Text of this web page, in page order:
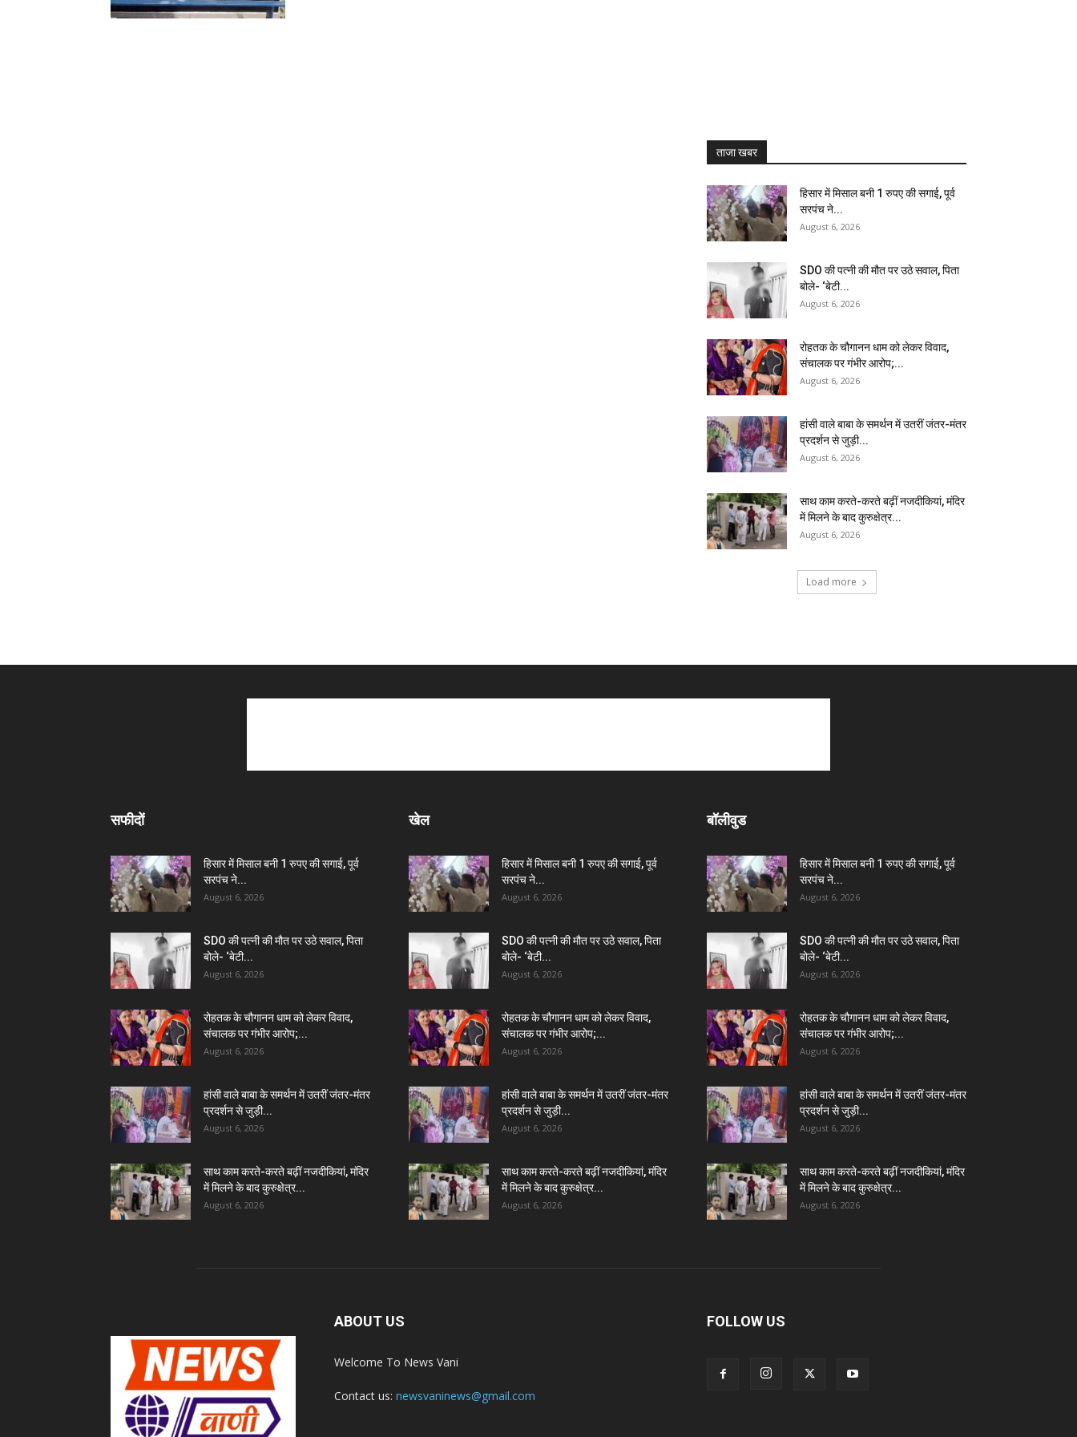
ताजा खबर
हिसार में मिसाल बनी 1 रुपए की सगाई, पूर्व
सरपंच ने...
August 6, 2026
SDO की पत्नी की मौत पर उठे सवाल, पिता
बोले- ‘बेटी...
August 6, 2026
रोहतक के चौगानन धाम को लेकर विवाद,
संचालक पर गंभीर आरोप;...
August 6, 2026
हांसी वाले बाबा के समर्थन में उतरीं जंतर-मंतर
प्रदर्शन से जुड़ी...
August 6, 2026
साथ काम करते-करते बढ़ीं नजदीकियां, मंदिर
में मिलने के बाद कुरुक्षेत्र...
August 6, 2026
Load more
सफीदों
हिसार में मिसाल बनी 1 रुपए की सगाई, पूर्व
सरपंच ने...
August 6, 2026
SDO की पत्नी की मौत पर उठे सवाल, पिता
बोले- ‘बेटी...
August 6, 2026
रोहतक के चौगानन धाम को लेकर विवाद,
संचालक पर गंभीर आरोप;...
August 6, 2026
हांसी वाले बाबा के समर्थन में उतरीं जंतर-मंतर
प्रदर्शन से जुड़ी...
August 6, 2026
साथ काम करते-करते बढ़ीं नजदीकियां, मंदिर
में मिलने के बाद कुरुक्षेत्र...
August 6, 2026
खेल
हिसार में मिसाल बनी 1 रुपए की सगाई, पूर्व
सरपंच ने...
August 6, 2026
SDO की पत्नी की मौत पर उठे सवाल, पिता
बोले- ‘बेटी...
August 6, 2026
रोहतक के चौगानन धाम को लेकर विवाद,
संचालक पर गंभीर आरोप;...
August 6, 2026
हांसी वाले बाबा के समर्थन में उतरीं जंतर-मंतर
प्रदर्शन से जुड़ी...
August 6, 2026
साथ काम करते-करते बढ़ीं नजदीकियां, मंदिर
में मिलने के बाद कुरुक्षेत्र...
August 6, 2026
बॉलीवुड
हिसार में मिसाल बनी 1 रुपए की सगाई, पूर्व
सरपंच ने...
August 6, 2026
SDO की पत्नी की मौत पर उठे सवाल, पिता
बोले- ‘बेटी...
August 6, 2026
रोहतक के चौगानन धाम को लेकर विवाद,
संचालक पर गंभीर आरोप;...
August 6, 2026
हांसी वाले बाबा के समर्थन में उतरीं जंतर-मंतर
प्रदर्शन से जुड़ी...
August 6, 2026
साथ काम करते-करते बढ़ीं नजदीकियां, मंदिर
में मिलने के बाद कुरुक्षेत्र...
August 6, 2026
ABOUT US
Welcome To News Vani
Contact us: newsvaninews@gmail.com
FOLLOW US